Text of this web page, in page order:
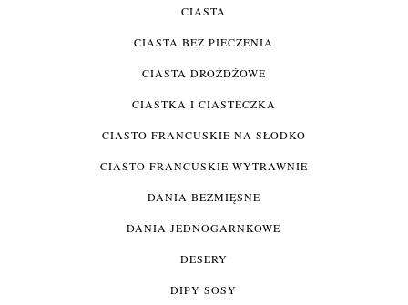
CIASTA
CIASTA BEZ PIECZENIA
CIASTA DROŻDŻOWE
CIASTKA I CIASTECZKA
CIASTO FRANCUSKIE NA SŁODKO
CIASTO FRANCUSKIE WYTRAWNIE
DANIA BEZMIĘSNE
DANIA JEDNOGARNKOWE
DESERY
DIPY SOSY